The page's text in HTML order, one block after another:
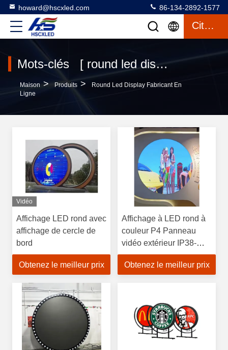
howard@hscxled.com 86-134-2892-1577
Citation
Mots-clés [ round led display ] correspondance 90 produits
Maison > Produits >
Round Led Display Fabricant En
Ligne
Vidéo
Affichage LED rond avec
affichage de cercle de
bord
Obtenez le meilleur prix
Affichage à LED rond à
couleur P4 Panneau
vidéo extérieur IP38-
IP65
Obtenez le meilleur prix